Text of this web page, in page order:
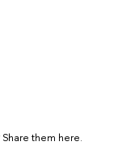
them here.